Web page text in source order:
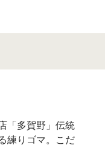
「多賀野」伝統
練りゴマ。こだ